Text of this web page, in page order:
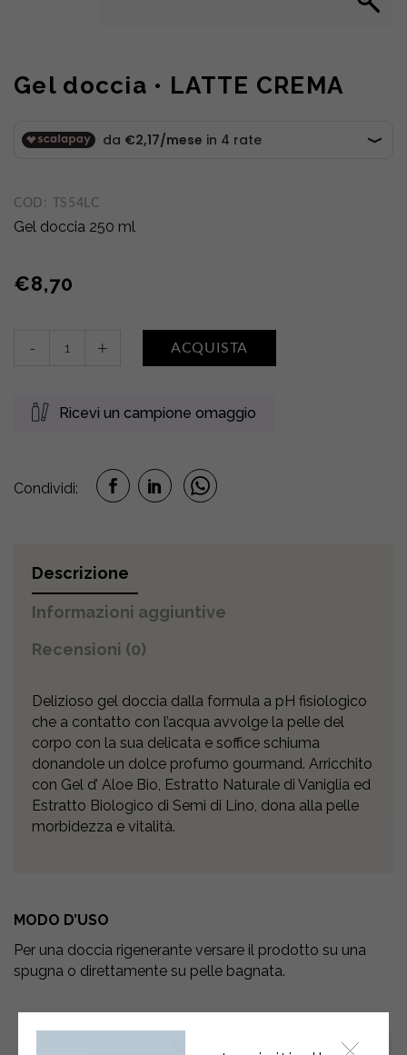
Gel doccia • LATTE CREMA
COD: TS54LC
Gel doccia 250 ml
€8,70
LATTE
CREMA
- + ACQUISTA
Ricevi un campione omaggio
Condividi:
Descrizione
Informazioni aggiuntive
Recensioni (0)
Delizioso gel doccia dalla formula a pH fisiologico
che a contatto con l’acqua avvolge la pelle del
corpo con la sua delicata e soffice schiuma
donandole un dolce profumo gourmand. Arricchito
con Gel d’ Aloe Bio, Estratto Naturale di Vaniglia ed
Estratto Biologico di Semi di Lino, dona alla pelle
morbidezza e vitalità.
MODO D’USO
Per una doccia rigenerante versare il prodotto su una
spugna o direttamente su pelle bagnata.